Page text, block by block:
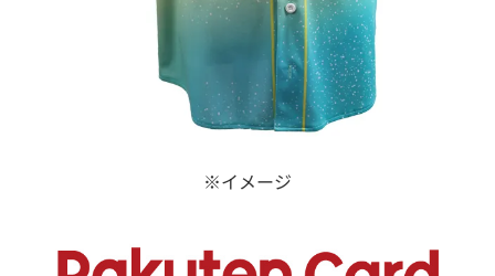
※イメージ